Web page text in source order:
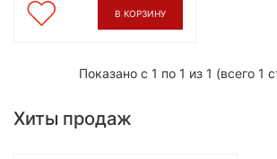
В КОРЗИНУ
Показано с 1 по 1 из 1 (всего 1
Хиты продаж